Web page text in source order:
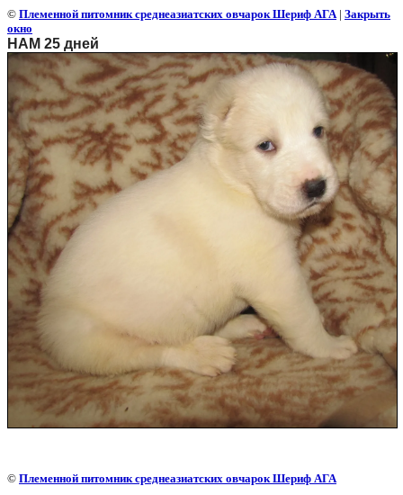
© Племенной питомник среднеазиатских овчарок Шериф АГА| Закрыть
окно
НАМ 25 дней
© Племенной питомник среднеазиатских овчарок Шериф АГА